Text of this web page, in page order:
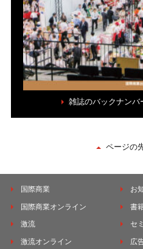
雑誌のバックナンバ
ページの
国際商業
国際商業オンライン
激流
激流オンライン
お
書
セ
広